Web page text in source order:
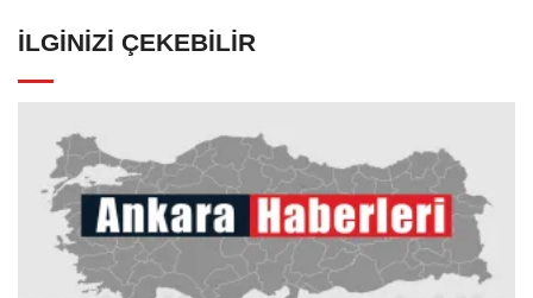
İLGINIZI ÇEKEBILIR